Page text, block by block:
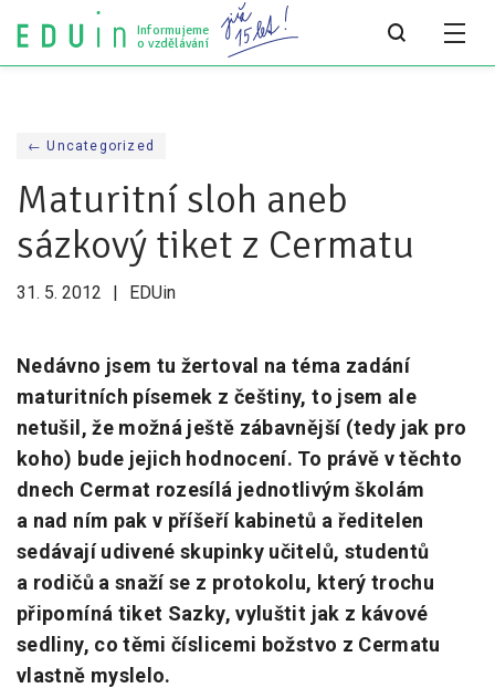
Informujeme
o vzdělávání
Všechny články
Všechny články
Všechny analýzy
Pro média
Tiskové zprávy
Pro média
Pro zřizovatele
Konference Lepší škola
Kápézetka - průvodce pro zřizovatele
Klub zřizovatelů
← Uncategorized
Maturitní sloh aneb
sázkový tiket z Cermatu
31. 5. 2012 EDUin
Nedávno jsem tu žertoval na téma zadání
maturitních písemek z češtiny, to jsem ale
netušil, že možná ještě zábavnější (tedy jak pro
koho) bude jejich hodnocení. To právě v těchto
dnech Cermat rozesílá jednotlivým školám
a nad ním pak v příšeří kabinetů a ředitelen
sedávají udivené skupinky učitelů, studentů
a rodičů a snaží se z protokolu, který trochu
připomíná tiket Sazky, vyluštit jak z kávové
sedliny, co těmi číslicemi božstvo z Cermatu
vlastně myslelo.